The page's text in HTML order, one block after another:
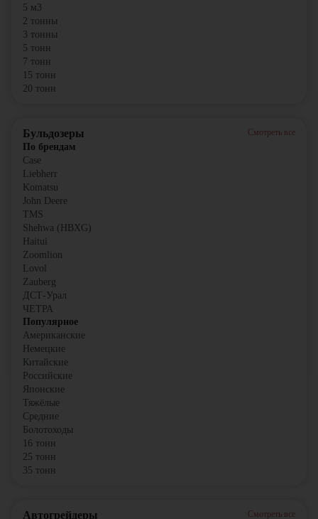
5 м3
2 тонны
3 тонны
5 тонн
7 тонн
15 тонн
20 тонн
Бульдозеры Смотреть все
По брендам
Case
Liebherr
Komatsu
John Deere
TMS
Shehwa (HBXG)
Haitui
Zoomlion
Lovol
Zauberg
ДСТ-Урал
ЧЕТРА
Популярное
Американские
Немецкие
Китайские
Российские
Японские
Тяжёлые
Средние
Болотоходы
16 тонн
25 тонн
35 тонн
Автогрейдеры Смотреть все